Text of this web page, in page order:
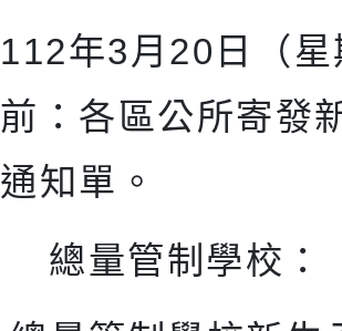
112年3月20日（
前：各區公所寄發
通知單。
總量管制學校：